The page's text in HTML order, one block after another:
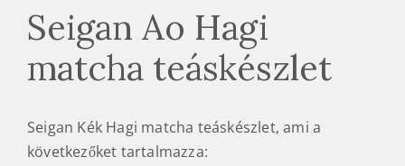
Seigan Ao Hagi
matcha teáskészlet
Seigan Kék Hagi matcha teáskészlet, ami a
következőket tartalmazza: